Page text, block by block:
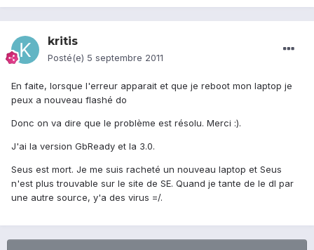
kritis
Posté(e) 5 septembre 2011
En faite, lorsque l'erreur apparait et que je reboot mon laptop je
peux a nouveau flashé do
Donc on va dire que le problème est résolu. Merci :).
J'ai la version GbReady et la 3.0.
Seus est mort. Je me suis racheté un nouveau laptop et Seus
n'est plus trouvable sur le site de SE. Quand je tante de le dl par
une autre source, y'a des virus =/.